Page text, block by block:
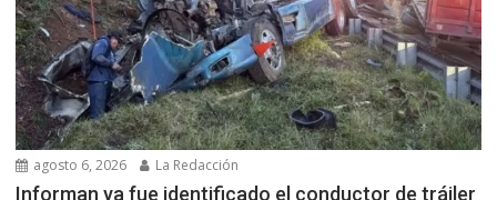
agosto 6, 2026 La Redacción
Informan ya fue identificado el conductor de tráiler